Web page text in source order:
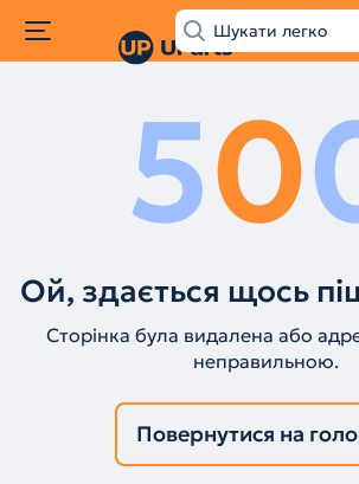
50
Ой, здається щось
Сторінка була видалена або
неправильною.
Повернутися на